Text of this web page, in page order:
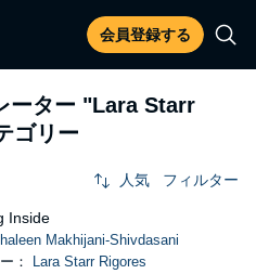
会員登録する
ーター "Lara Starr
ゴリー
人気 フィルター
Inside
Makhijani-Shivdasani
：
Lara Starr Rigores